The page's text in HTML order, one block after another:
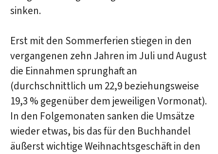
sinken.
Erst mit den Sommerferien stiegen in den
vergangenen zehn Jahren im Juli und August
die Einnahmen sprunghaft an
(durchschnittlich um 22,9 beziehungsweise
19,3 % gegenüber dem jeweiligen Vormonat).
In den Folgemonaten sanken die Umsätze
wieder etwas, bis das für den Buchhandel
äußerst wichtige Weihnachtsgeschäft in den